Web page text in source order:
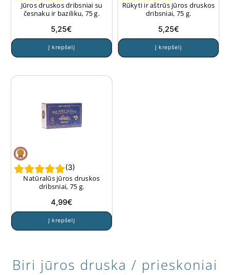
Jūros druskos dribsniai su
česnaku ir baziliku, 75 g.
5,25€
Į krepšelį
Rūkyti ir aštrūs jūros druskos
dribsniai, 75 g.
5,25€
Į krepšelį
(3)
Natūralūs jūros druskos
dribsniai, 75 g.
4,99€
Į krepšelį
Biri jūros druska / prieskoniai